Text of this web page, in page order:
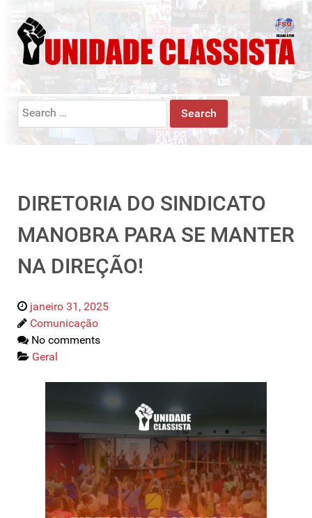
Search
DIRETORIA DO SINDICATO
MANOBRA PARA SE MANTER
NA DIREÇÃO!
janeiro 31, 2025
Comunicação
No comments
Geral